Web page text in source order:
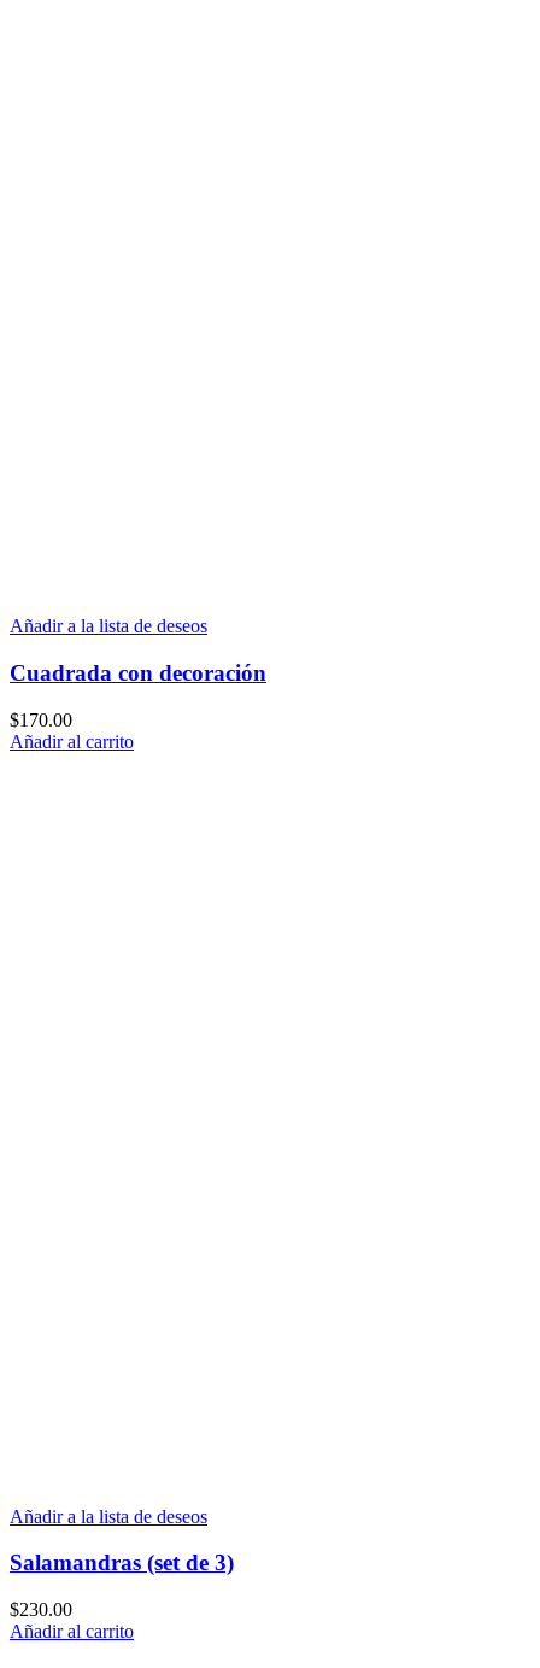
Añadir a la lista de deseos
Cuadrada con decoración
$170.00
Añadir al carrito
Añadir a la lista de deseos
Salamandras (set de 3)
$230.00
Añadir al carrito